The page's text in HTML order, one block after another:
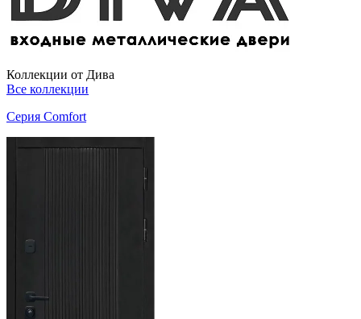
Коллекции от Дива
Все коллекции
Серия Comfort